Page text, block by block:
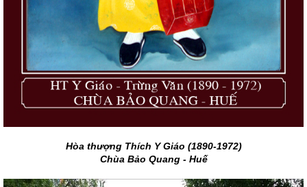
Hòa thượng Thích Y Giáo (1890-1972)
Chùa Bảo Quang - Huế